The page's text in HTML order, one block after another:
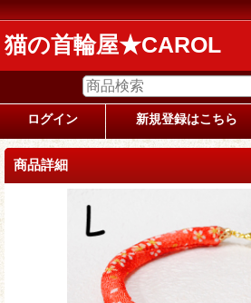
猫の首輪屋★CAROL
ログイン 新規登録はこちら
商品詳細